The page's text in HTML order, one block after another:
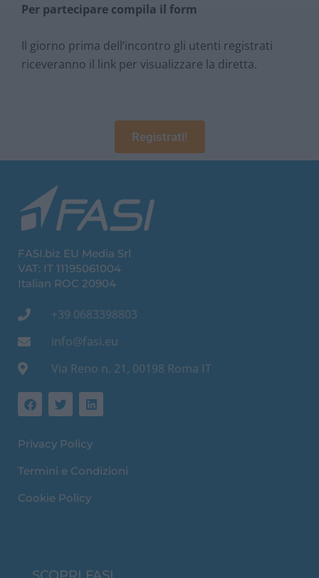
Per partecipare compila il form
Il giorno prima dell’incontro gli utenti registrati
riceveranno il link per visualizzare la diretta.
Registrati!
FASI.biz EU Media Srl
VAT: IT 11195061004
Italian ROC 20904
+39 0683398803
info@fasi.eu
Via Reno n. 21, 00198 Roma IT
F
a
b
o
T
w
t
r
L
i
e
i
Privacy Policy
Termini e Condizioni
Cookie Policy